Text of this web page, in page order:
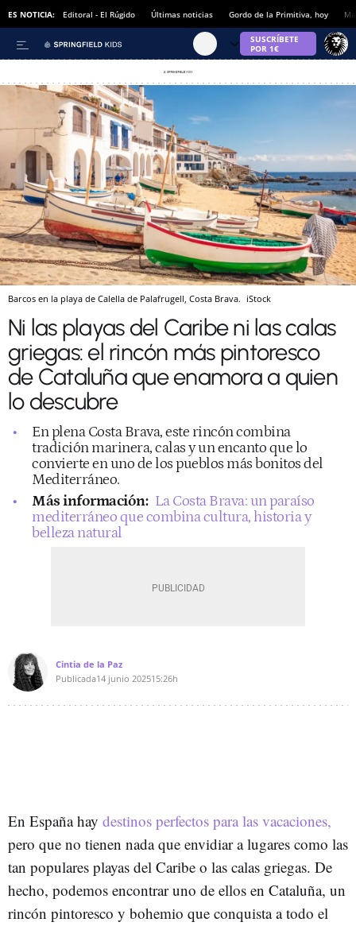
ES NOTICIA: Editoral - El Rúgido Últimas noticias Gordo de la Primitiva, hoy
Barcos en la playa de Calella de Palafrugell, Costa Brava. iStock
Ni las playas del Caribe ni las calas
griegas: el rincón más pintoresco
de Cataluña que enamora a quien
lo descubre
En plena Costa Brava, este rincón combina
tradición marinera, calas y un encanto que lo
convierte en uno de los pueblos más bonitos del
Mediterráneo.
Más información: La Costa Brava: un paraíso
mediterráneo que combina cultura, historia y
belleza natural
Cintia de la Paz
Publicada14 junio 202515:26h
En España hay destinos perfectos para las vacaciones,
pero que no tienen nada que envidiar a lugares como las
tan populares playas del Caribe o las calas griegas. De
hecho, podemos encontrar uno de ellos en Cataluña, un
rincón pintoresco y bohemio que conquista a todo el